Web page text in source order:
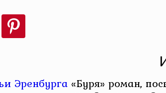
Эренбурга«Буря» роман,